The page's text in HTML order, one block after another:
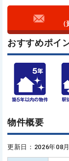
おすすめポイ
物件概要
更新日：2026年08